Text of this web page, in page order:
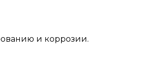
и коррозии.